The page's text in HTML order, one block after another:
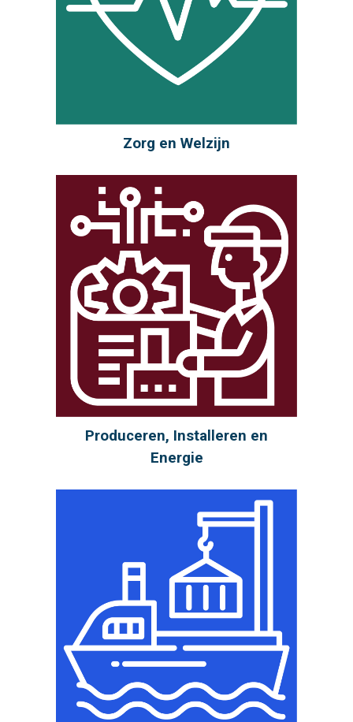
Zorg en Welzijn
Produceren, Installeren en
Energie